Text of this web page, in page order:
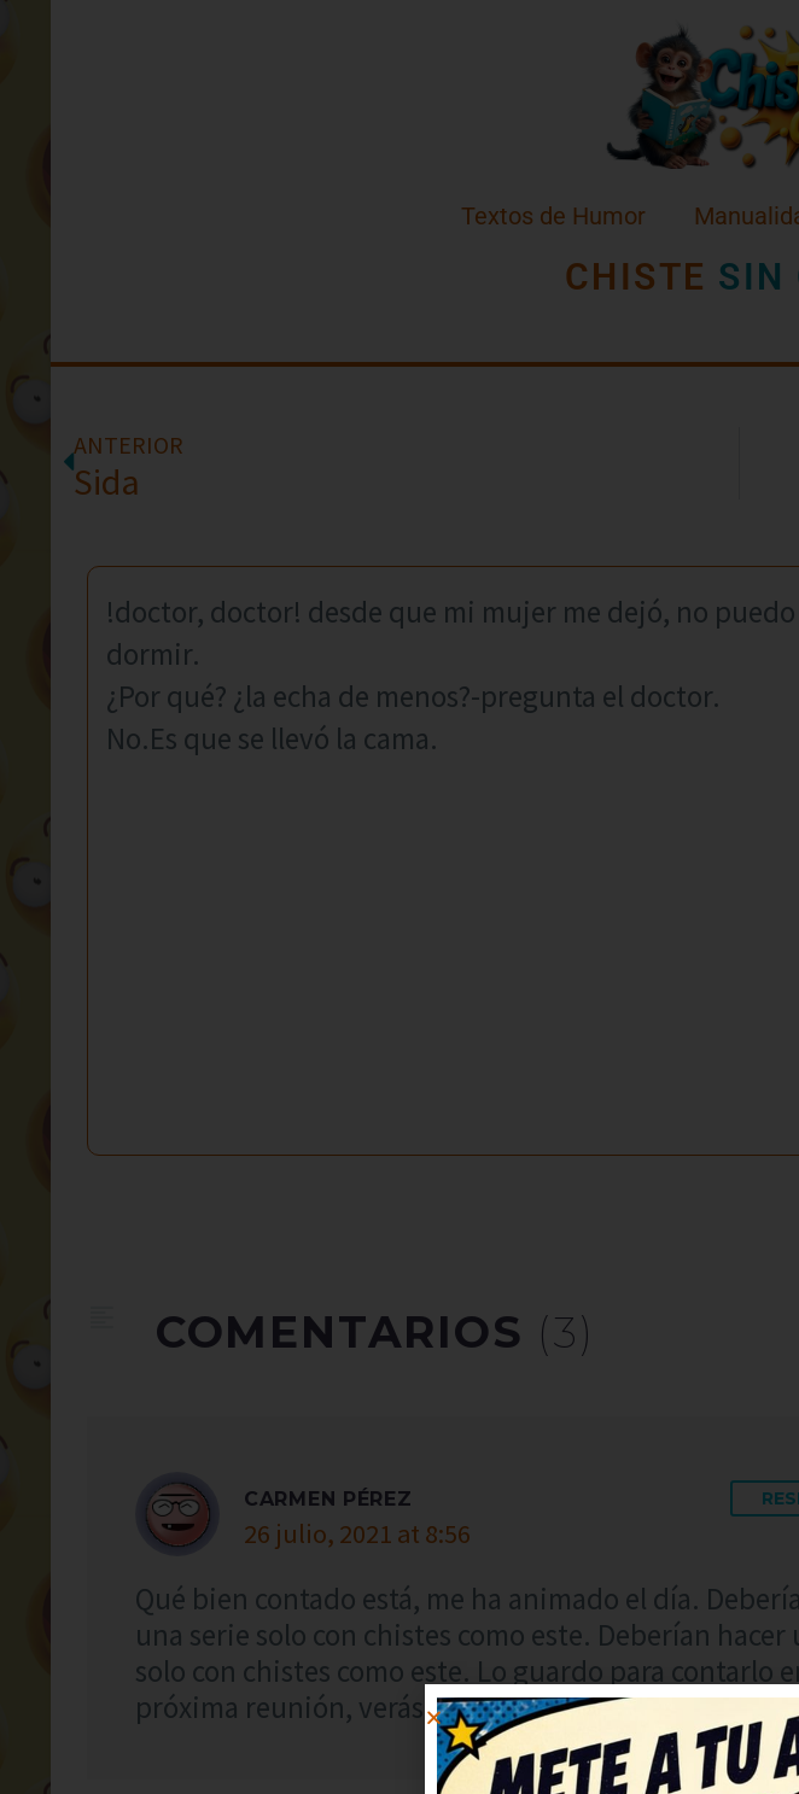
Textos de Humor
CHISTE SIN
ANTERIOR
Sida
!doctor, doctor! desde que mi mujer me dejó, no puedo
dormir.
¿Por qué? ¿la echa de menos?-pregunta el doctor.
No.Es que se llevó la cama.
COMENTARIOS (3)
CARMEN PÉREZ
26 julio, 2021 at 8:56
Qué bien contado está, me ha animado el día.
una serie solo con chistes como este. Deberían hacer
solo con chistes como este. Lo guardo para contarlo
próxima reunión, verás qué risas.